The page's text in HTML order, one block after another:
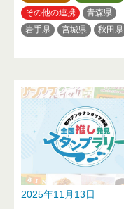
その他の連携
青森県
岩手県
宮城県
秋田県
2025年11月13日